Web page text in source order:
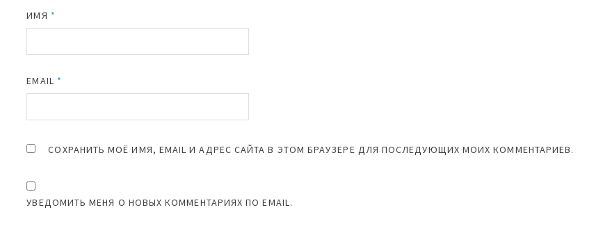
ИМЯ *
EMAIL *
СОХРАНИТЬ МОЁ ИМЯ, EMAIL И АДРЕС САЙТА В ЭТОМ БРАУЗЕРЕ ДЛЯ ПОСЛЕДУЮЩИХ МОИХ КОММЕНТАРИЕВ.
УВЕДОМИТЬ МЕНЯ О НОВЫХ КОММЕНТАРИЯХ ПО EMAIL.